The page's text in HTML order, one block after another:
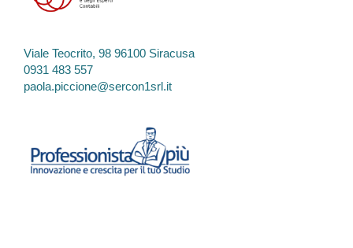
Viale Teocrito, 98 96100 Siracusa
0931 483 557
paola.piccione@sercon1srl.it